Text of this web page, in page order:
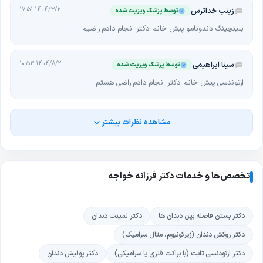
زینب خداترس توسط پزشک ویزیت شده 1404/3/2 17:51
بلینچینگ دندونامو پیش خانم دکتر انجام دادم راضیم
سینا ابراهیمی توسط پزشک ویزیت شده 1404/8/2 10:53
ارتوندسی پیش خانم دکتر انجام دادم راضی هستم
مشاهده نظرات بیشتر
تخصص‌ها و خدمات دکتر فرزانه خواجه
دکتر بستن فاصله بین دندان ها
دکتر لمینت دندان
دکتر روکش دندان (زیرکونیوم، متال سرامیک)
دکتر ارتودنسی ثابت (با براکت فلزی یا سرامیکی)
دکتر پولیش دندان